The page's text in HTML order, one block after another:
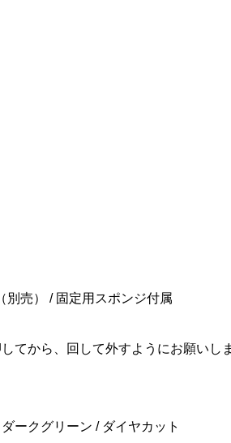
売） / 固定用スポンジ付属
から、回して外すようにお願いし
ークグリーン / ダイヤカット